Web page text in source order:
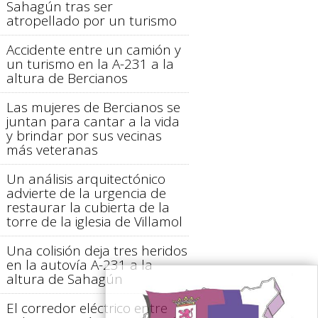
Sahagún tras ser
atropellado por un turismo
Accidente entre un camión y
un turismo en la A-231 a la
altura de Bercianos
Las mujeres de Bercianos se
juntan para cantar a la vida
y brindar por sus vecinas
más veteranas
Un análisis arquitectónico
advierte de la urgencia de
restaurar la cubierta de la
torre de la iglesia de Villamol
Una colisión deja tres heridos
en la autovía A-231 a la
altura de Sahagún
El corredor eléctrico entre